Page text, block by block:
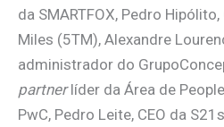
da SMARTFOX, Pedro
Miles (5TM), Alexandre
administrador do
partnerlíder da Área de
PwC, Pedro Leite, CEO da